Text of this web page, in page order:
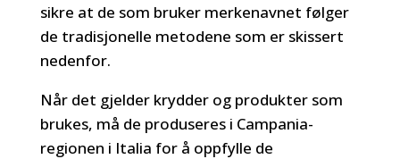
sikre at de som bruker merkenavnet følger
de tradisjonelle metodene som er skissert
nedenfor.
Når det gjelder krydder og produkter som
brukes, må de produseres i Campania-
regionen i Italia for å oppfylle de